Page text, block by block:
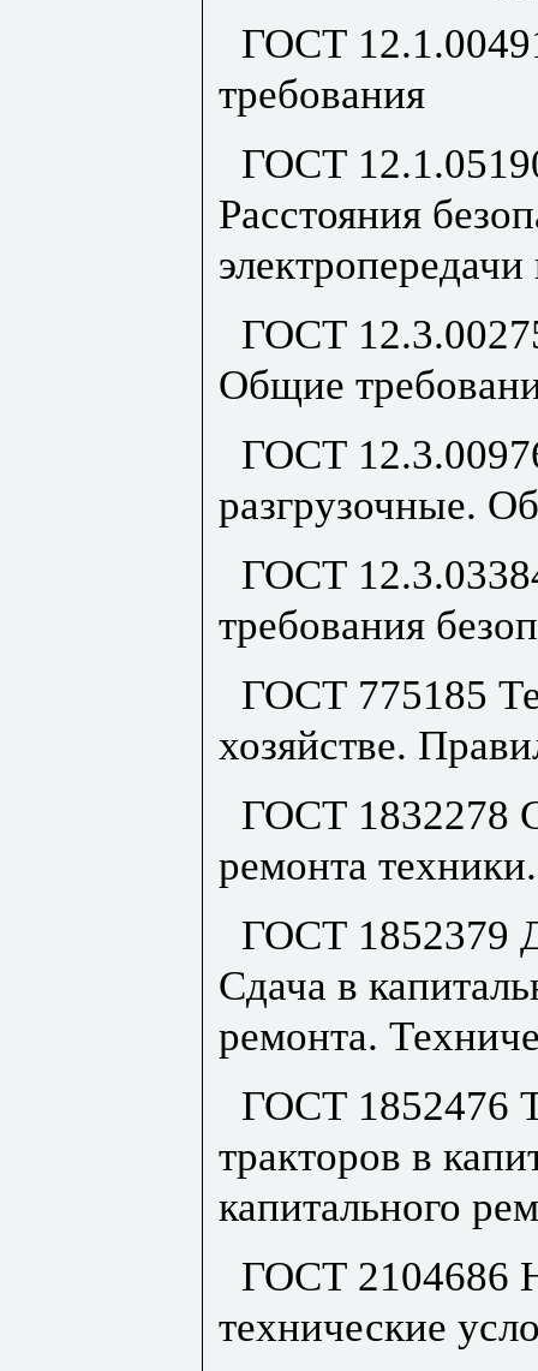
ГОСТ
требования
ГОСТ
Расстояния
ГОСТ
Общие
ГОСТ
разгрузочные.
ГОСТ
требования
ГОСТ 775185
хозяйстве.
ГОСТ 1832278
ремонта
ГОСТ 1852379
Сдача в
ремонта.
ГОСТ 1852476
тракторов в
капитального
ГОСТ 2104686
технические